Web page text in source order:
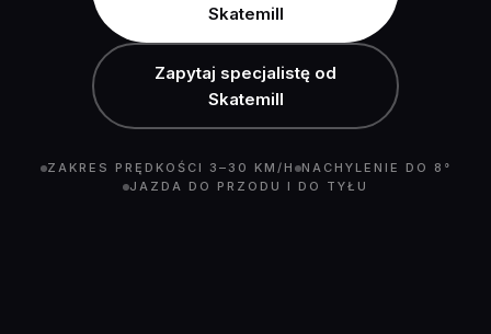
Skatemill
Zapytaj specjalistę od
Skatemill
ZAKRES PRĘDKOŚCI 3–30 KM/H
NACHYLENIE DO 8°
JAZDA DO PRZODU I DO TYŁU